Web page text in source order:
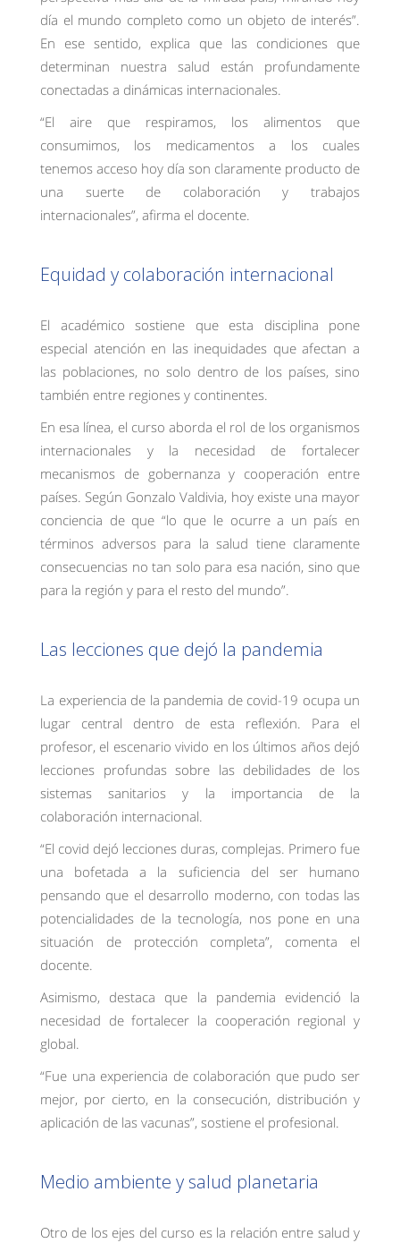
día el mundo completo como un objeto de interés”.
En ese sentido, explica que las condiciones que
determinan nuestra salud están profundamente
conectadas a dinámicas internacionales.
“El aire que respiramos, los alimentos que
consumimos, los medicamentos a los cuales
tenemos acceso hoy día son claramente producto de
una suerte de colaboración y trabajos
internacionales”, afirma el docente.
Equidad y colaboración internacional
El académico sostiene que esta disciplina pone
especial atención en las inequidades que afectan a
las poblaciones, no solo dentro de los países, sino
también entre regiones y continentes.
En esa línea, el curso aborda el rol de los organismos
internacionales y la necesidad de fortalecer
mecanismos de gobernanza y cooperación entre
países. Según Gonzalo Valdivia, hoy existe una mayor
conciencia de que “lo que le ocurre a un país en
términos adversos para la salud tiene claramente
consecuencias no tan solo para esa nación, sino que
para la región y para el resto del mundo”.
Las lecciones que dejó la pandemia
La experiencia de la pandemia de covid-19 ocupa un
lugar central dentro de esta reflexión. Para el
profesor, el escenario vivido en los últimos años dejó
lecciones profundas sobre las debilidades de los
sistemas sanitarios y la importancia de la
colaboración internacional.
“El covid dejó lecciones duras, complejas. Primero fue
una bofetada a la suficiencia del ser humano
pensando que el desarrollo moderno, con todas las
potencialidades de la tecnología, nos pone en una
situación de protección completa”, comenta el
docente.
Asimismo, destaca que la pandemia evidenció la
necesidad de fortalecer la cooperación regional y
global.
“Fue una experiencia de colaboración que pudo ser
mejor, por cierto, en la consecución, distribución y
aplicación de las vacunas”, sostiene el profesional.
Medio ambiente y salud planetaria
Otro de los ejes del curso es la relación entre salud y